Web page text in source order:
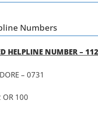
Numbers
HELPLINE NUMBER – 112
– 0731
OR 100